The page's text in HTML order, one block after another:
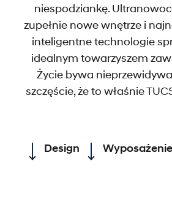
niespodziankę.
zupełnie nowe wnętrze i
inteligentne technologie
idealnym towarzyszem
Życie bywa
szczęście, że to właśnie
Design Wyposażenie